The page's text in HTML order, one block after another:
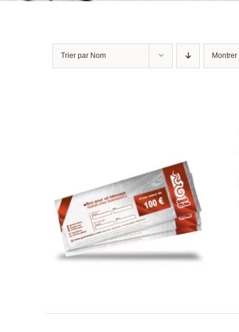
Trier par Nom Montrer